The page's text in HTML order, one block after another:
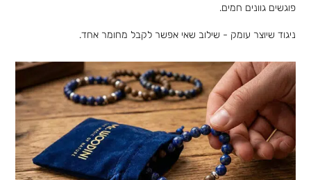
פוגשים גוונים חמים.
ניגוד שיוצר עומק - שילוב שאי אפשר לקבל מחומר אחד.